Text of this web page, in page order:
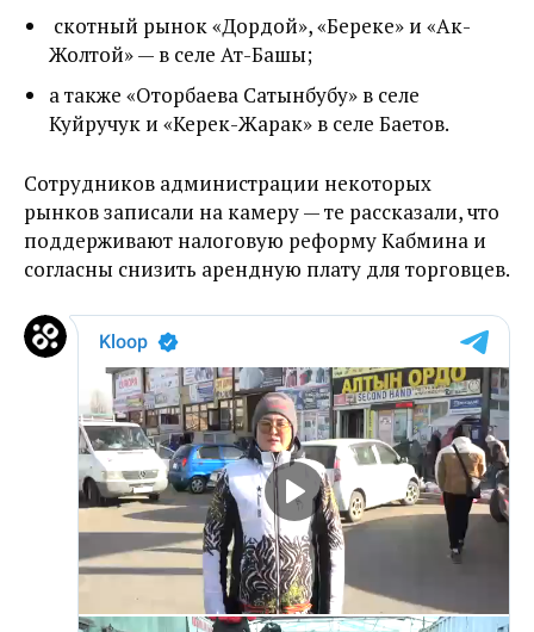
скотный рынок «Дордой», «Береке» и «Ак-
Жолтой» — в селе Ат-Башы;
а также «Оторбаева Сатынбубу» в селе
Куйручук и «Керек-Жарак» в селе Баетов.
Сотрудников администрации некоторых
рынков записали на камеру — те рассказали, что
поддерживают налоговую реформу Кабмина и
согласны снизить арендную плату для торговцев.